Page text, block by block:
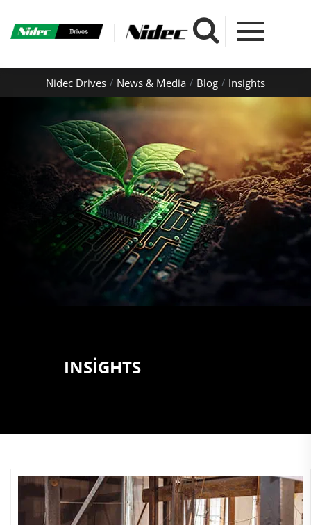
Nidec Drives News & Media Blog Insights
INSIGHTS